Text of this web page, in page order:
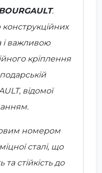
.
і важливою
кріплення
відомої
номером
сталі, що
та стійкість до